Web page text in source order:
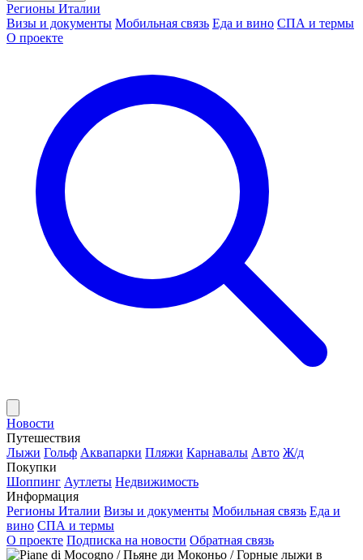
Регионы Италии
Визы и документы Мобильная связь Еда и вино СПА и термы
О проекте
Новости
Путешествия
Лыжи Гольф Аквапарки Пляжи Карнавалы Авто Ж/д
Покупки
Шоппинг Аутлеты Недвижимость
Информация
Регионы Италии Визы и документы Мобильная связь Еда и
вино СПА и термы
О проекте Подписка на новости Обратная связь